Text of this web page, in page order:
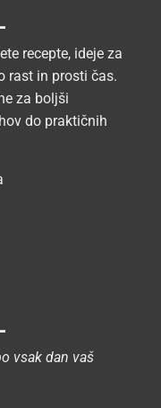
recepte, ideje za
rast in prosti čas.
za boljši
do praktičnih
vsak dan vaš